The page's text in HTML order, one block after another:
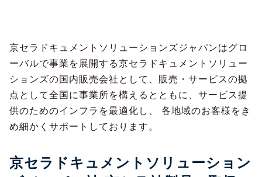
京セラドキュメントソリューションズジャパンはグロ
ーバルで事業を展開する京セラドキュメントソリュー
ションズの国内販売会社として、販売・サービスの拠
点として全国に事業所を構えるとともに、サービス提
供のためのインフラを最適化し、 各地域のお客様をき
め細かくサポートしております。
京セラドキュメントソリューション